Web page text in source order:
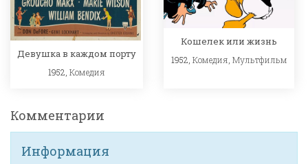
Девушка в каждом порту
1952, Комедия
Кошелек или жизнь
1952, Комедия Мультфильм
Комментарии
Информация